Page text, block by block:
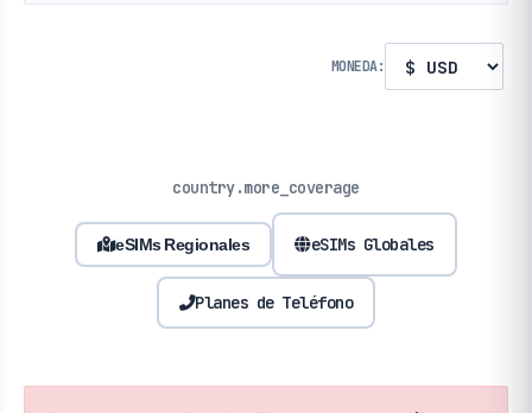
MONEDA:
country.more_coverage
eSIMs Regionales eSIMs Globales
Planes de Teléfono